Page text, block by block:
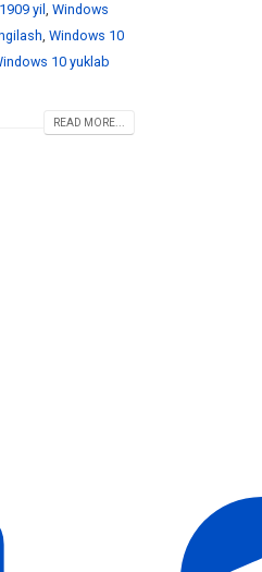
yil , Windows
, Windows 10
10 yuklab
READ MORE...